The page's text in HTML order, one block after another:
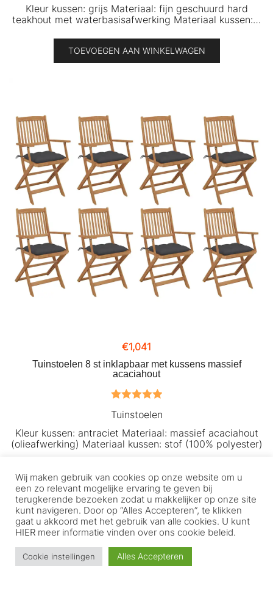
Kleur kussen: grijs Materiaal: fijn geschuurd hard
teakhout met waterbasisafwerking Materiaal kussen:…
TOEVOEGEN AAN WINKELWAGEN
€1,041
Tuinstoelen 8 st inklapbaar met kussens massief
acaciahout
Tuinstoelen
Kleur kussen: antraciet Materiaal: massief acaciahout
(olieafwerking) Materiaal kussen: stof (100% polyester)
TOEVOEGEN AAN WINKELWAGEN
Klantenservice
WebShop
Wij maken gebruik van cookies op onze website om u
een zo relevant mogelijke ervaring te geven bij
terugkerende bezoeken zodat u makkelijker op onze site
kunt navigeren. Door op “Alles Accepteren”, te klikken
gaat u akkoord met het gebruik van alle cookies. U kunt
HIER meer informatie vinden over ons cookie beleid.
Cookie instellingen Alles Accepteren